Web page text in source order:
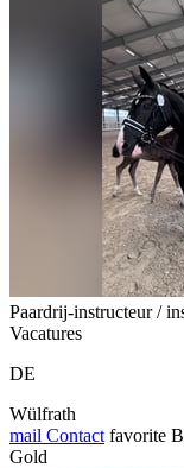
Paardrij-instructeur /
Vacatures
DE
Wülfrath
mail Contact favorite
Gold